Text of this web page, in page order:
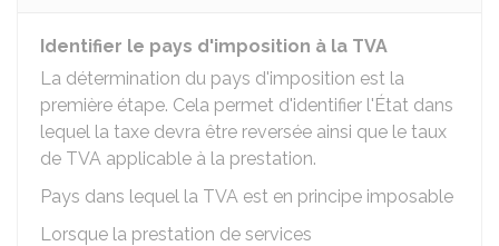
Identifier le pays d'imposition à la TVA
La détermination du pays d'imposition est la
première étape. Cela permet d'identifier l'État dans
lequel la taxe devra être reversée ainsi que le taux
de TVA applicable à la prestation.
Pays dans lequel la TVA est en principe imposable
Lorsque la prestation de services